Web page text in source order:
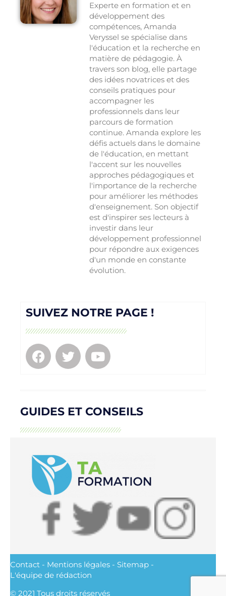
Experte en formation et en
développement des
compétences, Amanda
Veryssel se spécialise dans
l'éducation et la recherche en
matière de pédagogie. À
travers son blog, elle partage
des idées novatrices et des
conseils pratiques pour
accompagner les
professionnels dans leur
parcours de formation
continue. Amanda explore les
défis actuels dans le domaine
de l'éducation, en mettant
l'accent sur les nouvelles
approches pédagogiques et
l'importance de la recherche
pour améliorer les méthodes
d'enseignement. Son objectif
est d'inspirer ses lecteurs à
investir dans leur
développement professionnel
pour répondre aux exigences
d'un monde en constante
évolution.
SUIVEZ NOTRE PAGE !
GUIDES ET CONSEILS
Contact - Mentions légales - Sitemap -
L'équipe de rédaction
© 2021 Tous droits réservés